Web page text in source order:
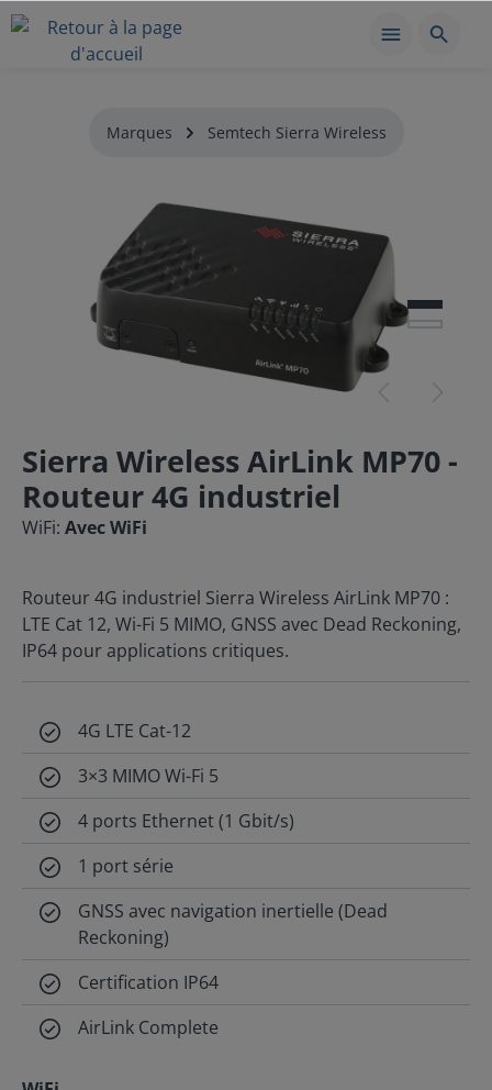
Marques Semtech Sierra Wireless
Sierra Wireless AirLink MP70 -
Routeur 4G industriel
WiFi: Avec WiFi
Routeur 4G industriel Sierra Wireless AirLink MP70 :
LTE Cat 12, Wi-Fi 5 MIMO, GNSS avec Dead Reckoning,
IP64 pour applications critiques.
4G LTE Cat-12
3×3 MIMO Wi-Fi 5
4 ports Ethernet (1 Gbit/s)
1 port série
GNSS avec navigation inertielle (Dead
Reckoning)
Certification IP64
AirLink Complete